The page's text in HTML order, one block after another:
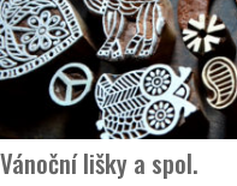
Vánoční lišky a spol.